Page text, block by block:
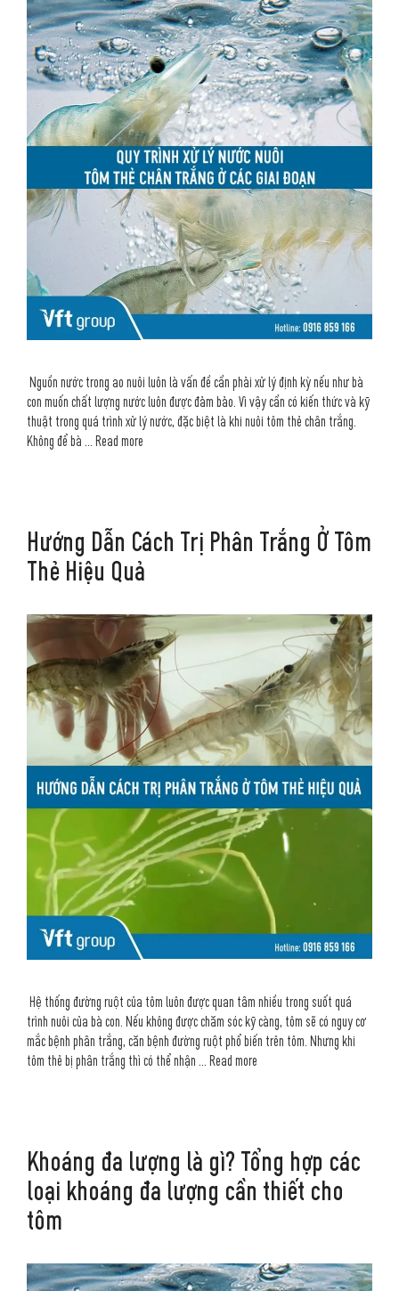
Nguồn nước trong ao nuôi luôn là vấn đề cần phải xử lý định kỳ nếu như bà
con muốn chất lượng nước luôn được đảm bảo. Vì vậy cần có kiến thức và kỹ
thuật trong quá trình xử lý nước, đặc biệt là khi nuôi tôm thẻ chân trắng.
Không để bà … Read more
Hướng Dẫn Cách Trị Phân Trắng Ở Tôm
Thẻ Hiệu Quả
Hệ thống đường ruột của tôm luôn được quan tâm nhiều trong suốt quá
trình nuôi của bà con. Nếu không được chăm sóc kỹ càng, tôm sẽ có nguy cơ
mắc bệnh phân trắng, căn bệnh đường ruột phổ biến trên tôm. Nhưng khi
tôm thẻ bị phân trắng thì có thể nhận … Read more
Khoáng đa lượng là gì? Tổng hợp các
loại khoáng đa lượng cần thiết cho
tôm